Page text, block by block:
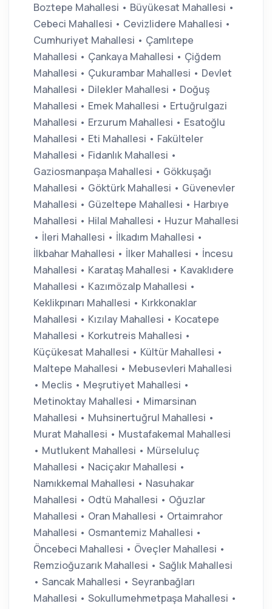
Boztepe Mahallesi • Büyükesat Mahallesi •
Cebeci Mahallesi • Cevizlidere Mahallesi •
Cumhuriyet Mahallesi • Çamlıtepe
Mahallesi • Çankaya Mahallesi • Çiğdem
Mahallesi • Çukurambar Mahallesi • Devlet
Mahallesi • Dilekler Mahallesi • Doğuş
Mahallesi • Emek Mahallesi • Ertuğrulgazi
Mahallesi • Erzurum Mahallesi • Esatoğlu
Mahallesi • Eti Mahallesi • Fakülteler
Mahallesi • Fidanlık Mahallesi •
Gaziosmanpaşa Mahallesi • Gökkuşağı
Mahallesi • Göktürk Mahallesi • Güvenevler
Mahallesi • Güzeltepe Mahallesi • Harbıye
Mahallesi • Hilal Mahallesi • Huzur Mahallesi
• İleri Mahallesi • İlkadım Mahallesi •
İlkbahar Mahallesi • İlker Mahallesi • İncesu
Mahallesi • Karataş Mahallesi • Kavaklıdere
Mahallesi • Kazımözalp Mahallesi •
Keklikpınarı Mahallesi • Kırkkonaklar
Mahallesi • Kızılay Mahallesi • Kocatepe
Mahallesi • Korkutreis Mahallesi •
Küçükesat Mahallesi • Kültür Mahallesi •
Maltepe Mahallesi • Mebusevleri Mahallesi
• Meclis • Meşrutiyet Mahallesi •
Metinoktay Mahallesi • Mimarsinan
Mahallesi • Muhsinertuğrul Mahallesi •
Murat Mahallesi • Mustafakemal Mahallesi
• Mutlukent Mahallesi • Mürseluluç
Mahallesi • Naciçakır Mahallesi •
Namıkkemal Mahallesi • Nasuhakar
Mahallesi • Odtü Mahallesi • Oğuzlar
Mahallesi • Oran Mahallesi • Ortaimrahor
Mahallesi • Osmantemiz Mahallesi •
Öncebeci Mahallesi • Öveçler Mahallesi •
Remzioğuzarık Mahallesi • Sağlık Mahallesi
• Sancak Mahallesi • Seyranbağları
Mahallesi • Sokullumehmetpaşa Mahallesi •